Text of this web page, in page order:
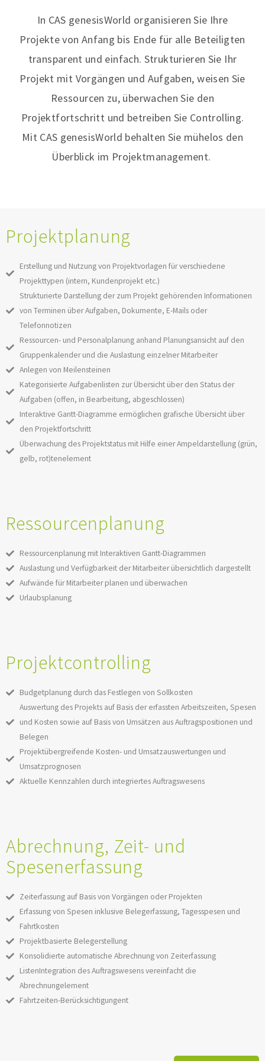
In CAS genesisWorld organisieren Sie Ihre
Projekte von Anfang bis Ende für alle Beteiligten
transparent und einfach. Strukturieren Sie Ihr
Projekt mit Vorgängen und Aufgaben, weisen Sie
Ressourcen zu, überwachen Sie den
Projektfortschritt und betreiben Sie Controlling.
Mit CAS genesisWorld behalten Sie mühelos den
Überblick im Projektmanagement.
Projektplanung
Erstellung und Nutzung von Projektvorlagen für verschiedene
Projekttypen (intern, Kundenprojekt etc.)
Strukturierte Darstellung der zum Projekt gehörenden Informationen
von Terminen über Aufgaben, Dokumente, E-Mails oder
Telefonnotizen
Ressourcen- und Personalplanung anhand Planungsansicht auf den
Gruppenkalender und die Auslastung einzelner Mitarbeiter
Anlegen von Meilensteinen
Kategorisierte Aufgabenlisten zur Übersicht über den Status der
Aufgaben (offen, in Bearbeitung, abgeschlossen)
Interaktive Gantt-Diagramme ermöglichen grafische Übersicht über
den Projektfortschritt
Überwachung des Projektstatus mit Hilfe einer Ampeldarstellung (grün,
gelb, rot)tenelement
Ressourcenplanung
Ressourcenplanung mit Interaktiven Gantt-Diagrammen
Auslastung und Verfügbarkeit der Mitarbeiter übersichtlich dargestellt
Aufwände für Mitarbeiter planen und überwachen
Urlaubsplanung
Projektcontrolling
Budgetplanung durch das Festlegen von Sollkosten
Auswertung des Projekts auf Basis der erfassten Arbeitszeiten, Spesen
und Kosten sowie auf Basis von Umsätzen aus Auftragspositionen und
Belegen
Projektübergreifende Kosten- und Umsatzauswertungen und
Umsatzprognosen
Aktuelle Kennzahlen durch integriertes Auftragswesens
Abrechnung, Zeit- und
Spesenerfassung
Zeiterfassung auf Basis von Vorgängen oder Projekten
Erfassung von Spesen inklusive Belegerfassung, Tagesspesen und
Fahrtkosten
Projektbasierte Belegerstellung
Konsolidierte automatische Abrechnung von Zeiterfassung
ListenIntegration des Auftragswesens vereinfacht die
Abrechnungelement
Fahrtzeiten-Berücksichtigungent